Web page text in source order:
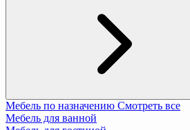
Мебель по назначению Смотреть все
Мебель для ванной